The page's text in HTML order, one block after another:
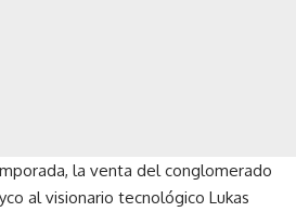
la venta del conglomerado
al visionario tecnológico Lukas